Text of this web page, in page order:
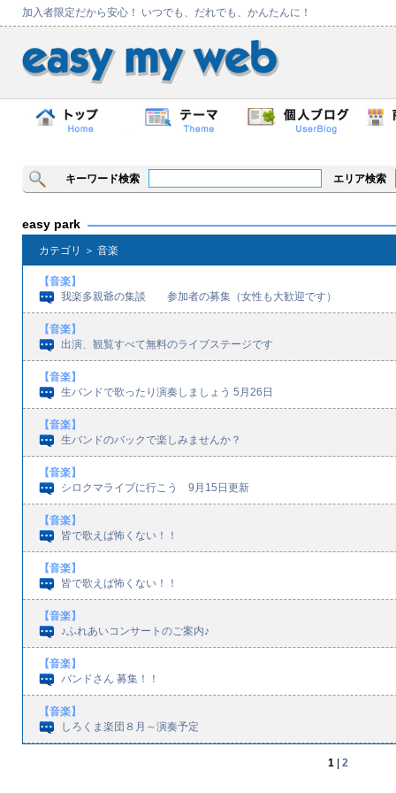
加入者限定だから安心！ いつでも、だれでも、かんたんに！
キーワード検索 エリア検索
easy park
カテゴリ ＞ 音楽
【音楽】
我楽多親爺の集談 参加者の募集（女性も大歓迎です）
【音楽】
出演、観覧すべて無料のライブステージです
【音楽】
生バンドで歌ったり演奏しましょう 5月26日
【音楽】
生バンドのバックで楽しみませんか？
【音楽】
シロクマライブに行こう 9月15日更新
【音楽】
皆で歌えば怖くない！！
【音楽】
皆で歌えば怖くない！！
【音楽】
♪ふれあいコンサートのご案内♪
【音楽】
バンドさん 募集！！
【音楽】
しろくま楽団８月～演奏予定
1 2